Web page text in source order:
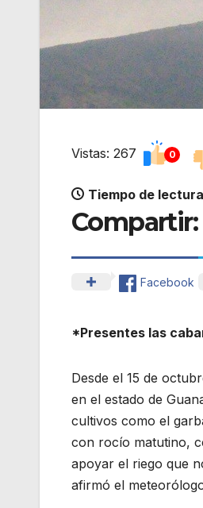
Vistas: 267 0
Tiempo de
Compartir:
Facebook
*Presentes las
Desde el 15 de
en el estado de
cultivos como el
con rocío matutino,
apoyar el riego que
afirmó el